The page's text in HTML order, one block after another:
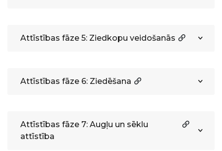
Attīstības fāze 5: Ziedkopu veidošanās
Attīstības fāze 6: Ziedēšana
Attīstības fāze 7: Augļu un sēklu
attīstība